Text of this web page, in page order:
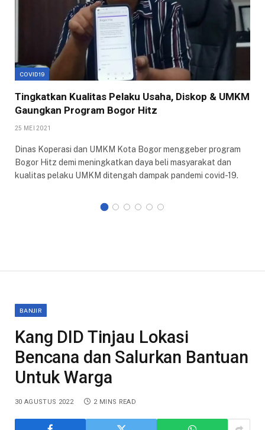
COVID19
Tingkatkan Kualitas Pelaku Usaha, Diskop & UMKM
Gaungkan Program Bogor Hitz
25 MEI 2021
Dinas Koperasi dan UMKM Kota Bogor menggeber program
Bogor Hitz demi meningkatkan daya beli masyarakat dan
kualitas pelaku UMKM ditengah dampak pandemi covid-19.
BANJIR
Kang DID Tinjau Lokasi
Bencana dan Salurkan Bantuan
Untuk Warga
30 AGUSTUS 2022 2 MINS READ